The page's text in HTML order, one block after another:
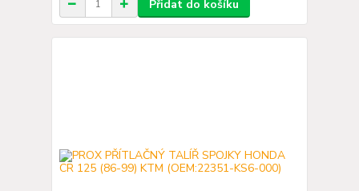
Přidat do košíku